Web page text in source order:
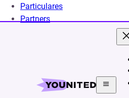
Particulares
Partners
Home Promociones